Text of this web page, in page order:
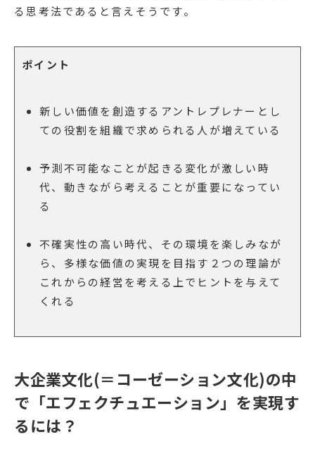
る思考法であると言えそうです。
ポイント
新しい価値を創造するアントレプレナーとし
ての役割を組織で求められる人が増えている
予測不可能なことが起きる変化が激しい時
代、動きながら考えることが重要になってい
る
不確実性の高い時代、その環境を楽しみなが
ら、多様な価値の実現を目指す２つの理論が
これからの経営を考える上でヒントを与えて
くれる
大企業文化(＝コーゼーション文化)の中
で「エフェクチュエーション」を実現す
るには？